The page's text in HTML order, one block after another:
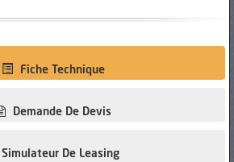
Fiche Technique
Demande De Devis
Simulateur De Leasing